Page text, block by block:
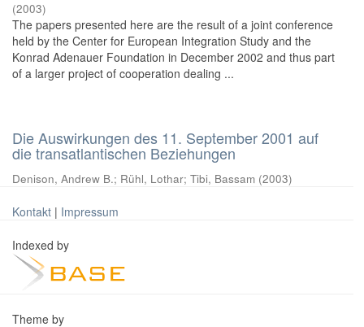
(2003)
The papers presented here are the result of a joint conference
held by the Center for European Integration Study and the
Konrad Adenauer Foundation in December 2002 and thus part
of a larger project of cooperation dealing ...
Die Auswirkungen des 11. September 2001 auf
die transatlantischen Beziehungen
Denison, Andrew B.; Rühl, Lothar; Tibi, Bassam (2003)
Kontakt | Impressum
Indexed by
Theme by